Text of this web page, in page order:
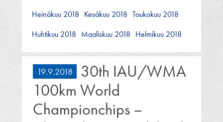
Heinäkuu 2018 Kesäkuu 2018 Toukokuu 2018
Huhtikuu 2018 Maaliskuu 2018 Helmikuu 2018
19.9.2018
30th IAU/WMA
100km World
Championchips –